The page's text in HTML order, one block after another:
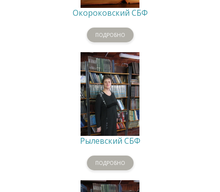
Окороковский СБФ
ПОДРОБНО
Рылевский СБФ
ПОДРОБНО